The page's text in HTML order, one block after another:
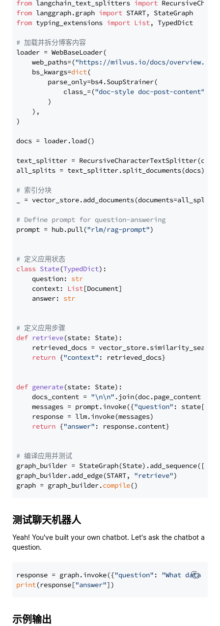
from langchain_text_splitters import
from langgraph.graph import
from typing_extensions import List, TypedDict
# 加载并拆分博客内容
loader = WebBaseLoader(
    web_paths=(
"https://milvus.io/docs/overview.md"
    bs_kwargs=
dict(
        parse_only=bs4.SoupStrainer(
            class_=(
"doc-style doc-post-content"
        )
    ),
)
docs = loader.load()
text_splitter =
all_splits = text_splitter.split_documents(docs)
# 索引分块
_ = vector_store.add_documents(documents=all_splits)
# Define prompt for question-answering
prompt = hub.pull("rlm/rag-prompt")
# 定义应用状态
class State(TypedDict):
    question:
str
    context:
List[Document]
    answer:
str
# 定义应用步骤
def retrieve(state: State):
retrieved_docs =
return {"context" : retrieved_docs}
def generate(state: State):
    docs_content =
"\n\n" .join(doc.page_content
    messages = prompt.invoke({
"question" : state[
    response = llm.invoke(messages)
return {"answer" : response.content}
# 编译应用并测试
graph_builder =
graph_builder.add_edge(START, "retrieve")
graph = graph_builder.compile
测试聊天机器人
Yeah! You've built your own chatbot. Let's ask the chatbot a
question.
response = graph.invoke({"question" : "What data
print(response["answer"
示例输出